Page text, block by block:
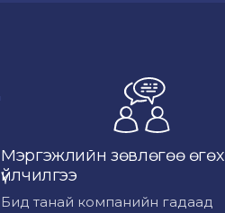
Мэргэжлийн зөвлөгөө өгөх
үйлчилгээ
Бид танай компанийн гадаад